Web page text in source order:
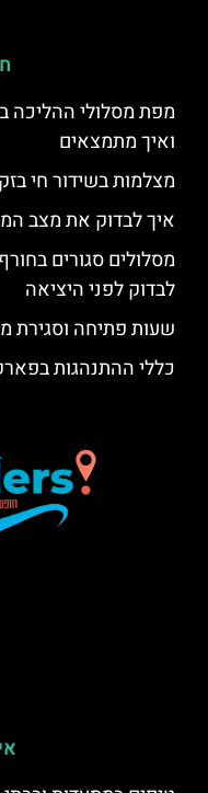
מפת מסלולי ההליכה
ואיך מתמצאים
מצלמות בשידור חי
איך לבדוק את מצב
מסלולים סגורים
לבדוק לפני היציאה
שעות פתיחה וסגירת
כללי ההתנהגות